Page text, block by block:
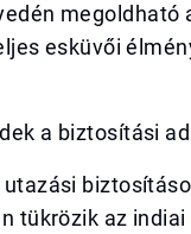
megoldható
esküvői
a biztosítási
utazási
tükrözik az indiai